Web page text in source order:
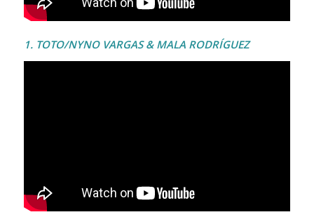
1. TOTO/NYNO VARGAS & MALA RODRÍGUEZ